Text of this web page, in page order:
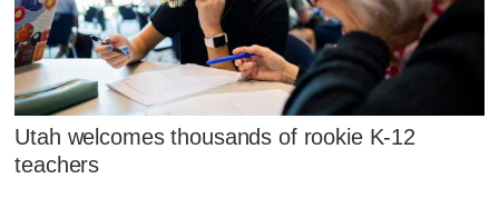
Utah welcomes thousands of rookie K-12
teachers